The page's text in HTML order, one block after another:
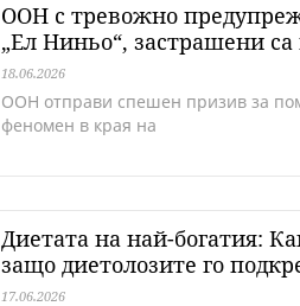
ООН с тревожно
„Ел Ниньо“, застрашени
18.06.2026
ООН отправи спешен призив за
феномен в края на
Диетата на най-богатия:
защо диетолозите го
17.06.2026